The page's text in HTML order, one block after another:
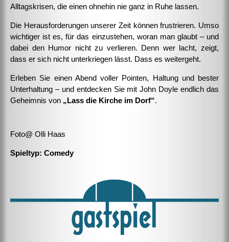
Alltagskrisen, die einen ohnehin nie ganz in Ruhe lassen.
Die Herausforderungen unserer Zeit können frustrieren. Umso
wichtiger ist es, für das einzustehen, woran man glaubt – und
dabei den Humor nicht zu verlieren. Denn wer lacht, zeigt,
dass er sich nicht unterkriegen lässt. Dass es weitergeht.
Erleben Sie einen Abend voller Pointen, Haltung und bester
Unterhaltung – und entdecken Sie mit John Doyle endlich das
Geheimnis von „Lass die Kirche im Dorf“.
Foto@ Olli Haas
Spieltyp: Comedy